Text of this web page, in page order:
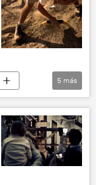
5 más